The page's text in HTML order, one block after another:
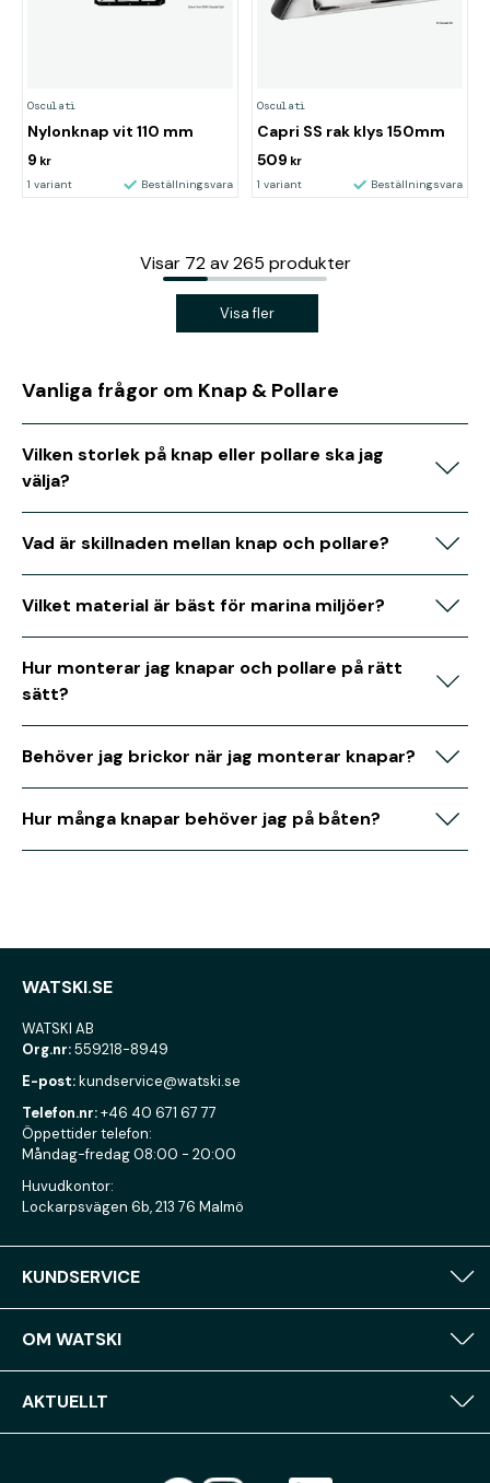
Osculati
Nylonknap vit 110 mm
9 kr
1 variant Beställningsvara
Osculati
Capri SS rak klys 150mm
509 kr
1 variant Beställningsvara
Visar 72 av 265 produkter
Visa fler
Vanliga frågor om Knap & Pollare
Vilken storlek på knap eller pollare ska jag
välja?
Vad är skillnaden mellan knap och pollare?
Vilket material är bäst för marina miljöer?
Hur monterar jag knapar och pollare på rätt
sätt?
Behöver jag brickor när jag monterar knapar?
Hur många knapar behöver jag på båten?
WATSKI.SE
WATSKI AB
Org.nr:559218-8949
E-post:kundservice@watski.se
Telefon.nr:+46 40 671 67 77
Öppettider telefon:
Måndag-fredag 08:00 - 20:00
Huvudkontor:
Lockarpsvägen 6b, 213 76 Malmö
KUNDSERVICE
OM WATSKI
AKTUELLT